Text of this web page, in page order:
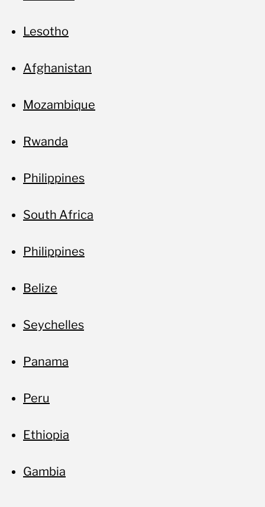
Lesotho
Afghanistan
Mozambique
Rwanda
Philippines
South Africa
Philippines
Belize
Seychelles
Panama
Peru
Ethiopia
Gambia